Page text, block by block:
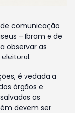
de comunicação
– Ibram e de
observar as
é vedada a
órgãos e
as
devem ser